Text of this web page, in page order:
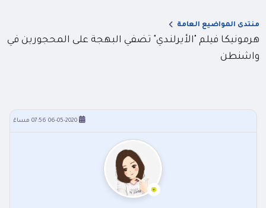
منتدى المواضيع العامة
هرمونيكا فيلم "الأيرلندي" تضفي البهجة على المحجورين في
واشنطن
06-05-2020 07:56 مساءً